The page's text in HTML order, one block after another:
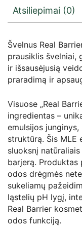
Atsiliepimai (0)
Švelnus Real
prausiklis švelniai,
ir išsausėjusią
praradimą ir
Visuose „Real
ingredientas –
emulsijos
struktūrą. Šis MLE
sluoksnį
barjerą. Produktas
odos drėgmės
sukeliamų
ląstelių pH lygį,
Real Barrier
odos funkciją.